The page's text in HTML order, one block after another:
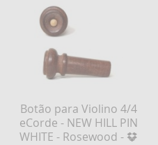
Botão para Violino 4/4
eCorde - NEW HILL PIN
WHITE - Rosewood -